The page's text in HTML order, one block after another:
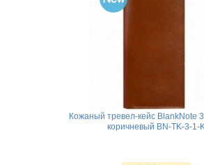
Кожаный тревел-кейс BlankNote
коричневый BN-TK-3-1-